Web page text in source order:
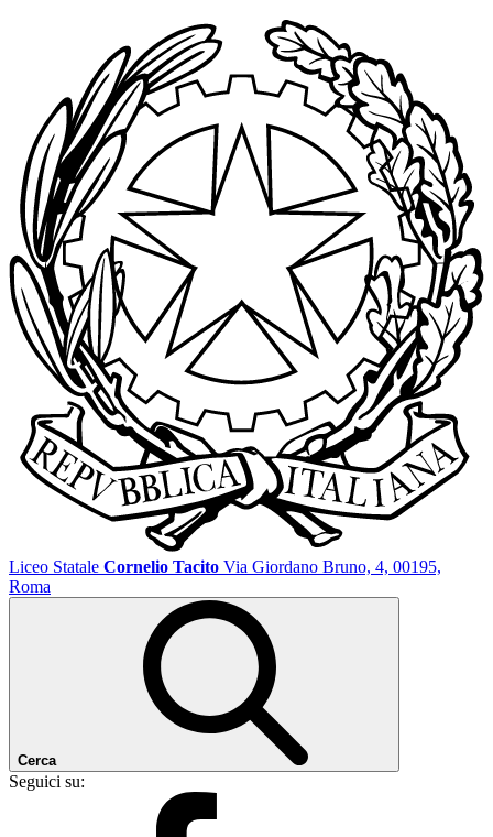
Liceo Statale Cornelio Tacito Via Giordano Bruno, 4, 00195,
Roma
Cerca
Seguici su: